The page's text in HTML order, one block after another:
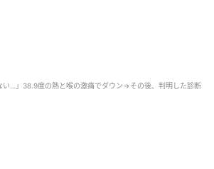
い…」38.9度の熱と喉の激痛でダウン→その後、判明した診断